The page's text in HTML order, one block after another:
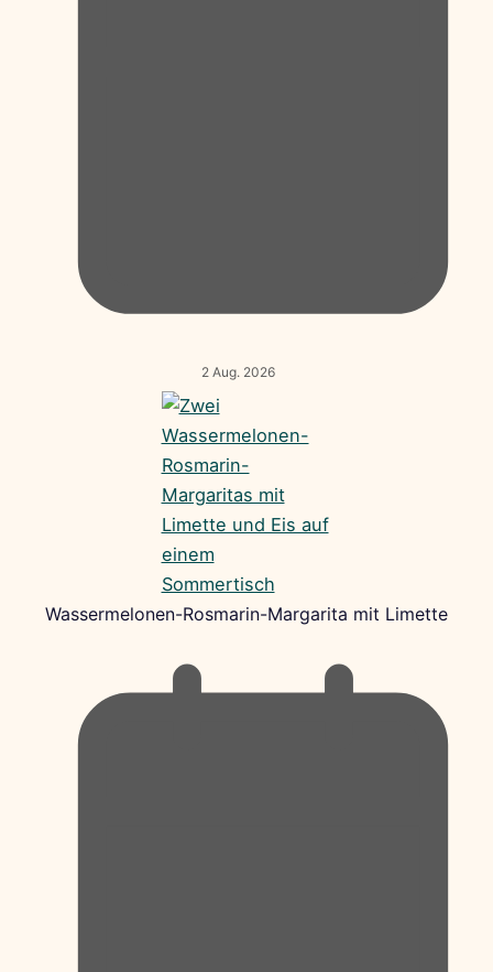
2 Aug. 2026
Wassermelonen-Rosmarin-Margarita mit Limette